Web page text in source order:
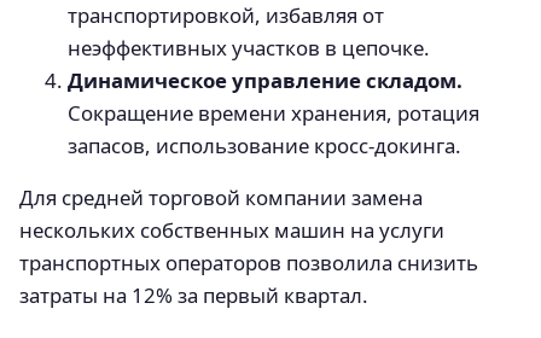
транспортировкой, избавляя от
неэффективных участков в цепочке.
Динамическое управление складом.
Сокращение времени хранения, ротация
запасов, использование кросс-докинга.
Для средней торговой компании замена
нескольких собственных машин на услуги
транспортных операторов позволила снизить
затраты на 12% за первый квартал.